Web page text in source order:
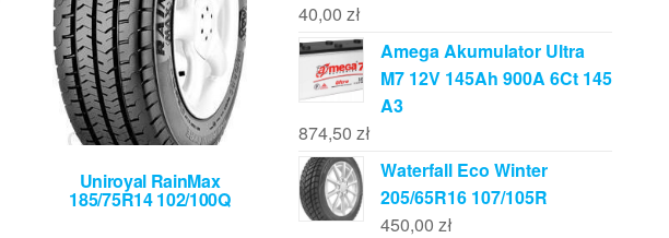
Uniroyal RainMax
185/75R14 102/100Q
40,00 zł
Amega Akumulator Ultra
M7 12V 145Ah 900A 6Ct 145
A3
874,50 zł
Waterfall Eco Winter
205/65R16 107/105R
450,00 zł